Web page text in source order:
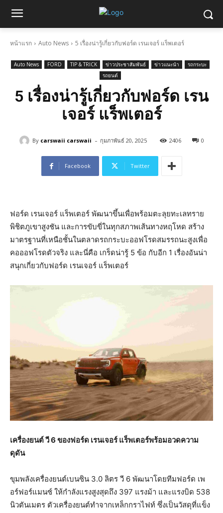
หน้าแรก Auto News 5 เรื่องน่ารู้เกี่ยวกับฟอร์ด เรนเจอร์ แร็พเตอร์
Auto News FORD TIP & TRICK ข่าวประชาสัมพันธ์ ข่าวแนะนำ
รถกระบะ
รถยนต์
5 เรื่องน่ารู้เกี่ยวกับฟอร์ด เรน
เจอร์ แร็พเตอร์
By carswaii carswaii - กุมภาพันธ์ 20, 2025 2406 0
Facebook Twitter
ฟอร์ด เรนเจอร์ แร็พเตอร์ พัฒนาขึ้นเพื่อพร้อมตะลุยทะเลทราย
พิชิตภูเขาสูงชัน และการขับขี่ในทุกสภาพเส้นทางหฤโหด สร้าง
มาตรฐานที่เหนือชั้นในตลาดรถกระบะออฟโรดสมรรถนะสูงเพื่อ
คอออฟโรดตัวจริง และนี่คือ เกร็ดน่ารู้ 5 ข้อ กับอีก 1 เรื่องอันน่า
สนุกเกี่ยวกับฟอร์ด เรนเจอร์ แร็พเตอร์
เครื่องยนต์ วี6 ของฟอร์ด เรนเจอร์ แร็พเตอร์พร้อมอวดความ
ดุดัน
ขุมพลังเครื่องยนต์เบนซิน 3.0 ลิตร วี 6 พัฒนาโดยทีมฟอร์ด เพ
อร์ฟอร์แมนซ์ ให้กำลังแรงสูงสุดถึง 397 แรงม้า และแรงบิด 538
นิวตันเมตร ตัวเครื่องยนต์ทำจากเหล็กกราไฟท์ ซึ่งเป็นวัสดุที่แข็ง